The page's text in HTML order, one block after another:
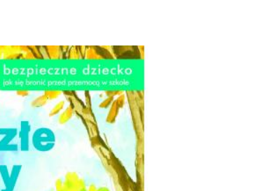
Pszczoła i kwitnący ul